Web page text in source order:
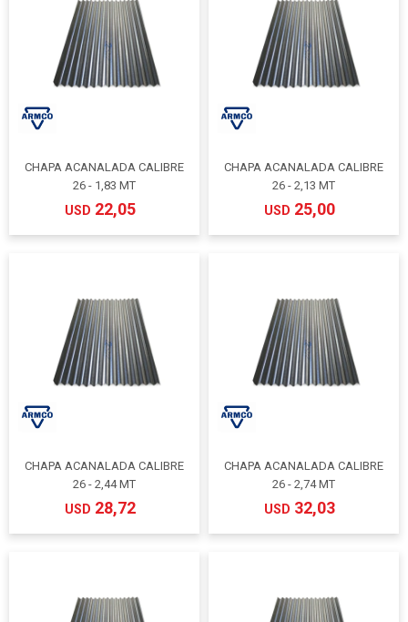
CHAPA ACANALADA CALIBRE
26 - 1,83 MT
USD 22,05
CHAPA ACANALADA CALIBRE
26 - 2,13 MT
USD 25,00
CHAPA ACANALADA CALIBRE
26 - 2,44 MT
USD 28,72
CHAPA ACANALADA CALIBRE
26 - 2,74 MT
USD 32,03